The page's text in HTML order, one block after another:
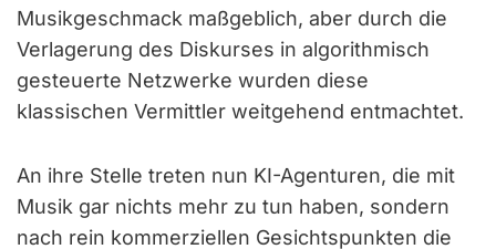
Musikgeschmack maßgeblich, aber durch die
Verlagerung des Diskurses in algorithmisch
gesteuerte Netzwerke wurden diese
klassischen Vermittler weitgehend entmachtet.
An ihre Stelle treten nun KI-Agenturen, die mit
Musik gar nichts mehr zu tun haben, sondern
nach rein kommerziellen Gesichtspunkten die